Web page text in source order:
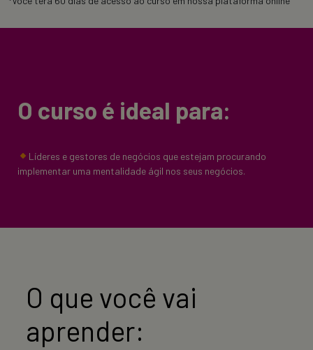
O curso é ideal para:
Líderes e gestores de negócios que estejam procurando
implementar uma mentalidade ágil nos seus negócios.
O que você vai
aprender: